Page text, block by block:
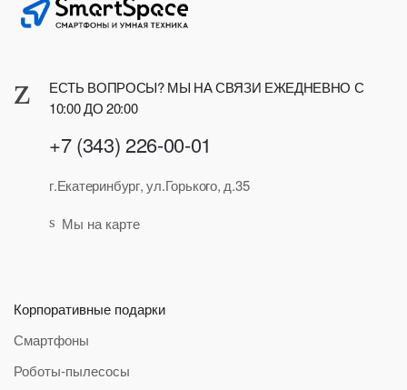
ЕСТЬ ВОПРОСЫ? МЫ НА СВЯЗИ ЕЖЕДНЕВНО С
10:00 ДО 20:00
+7 (343) 226-00-01
г.Екатеринбург, ул.Горького, д.35
Мы на карте
Корпоративные подарки
Смартфоны
Роботы-пылесосы